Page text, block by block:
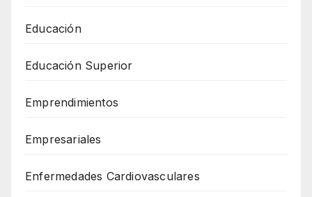
Educación
Educación Superior
Emprendimientos
Empresariales
Enfermedades Cardiovasculares